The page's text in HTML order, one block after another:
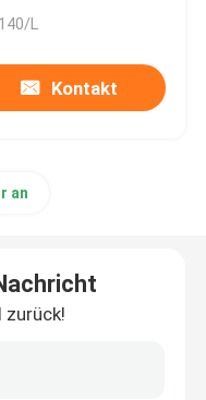
L
Kontakt
an
zurück!